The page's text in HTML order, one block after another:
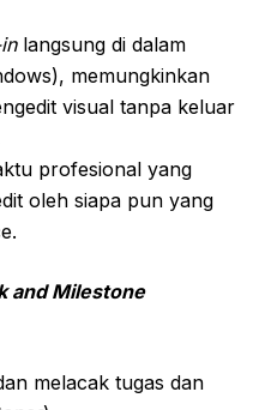
langsung di dalam
memungkinkan
visual tanpa keluar
profesional yang
oleh siapa pun yang
and Milestone
melacak tugas dan